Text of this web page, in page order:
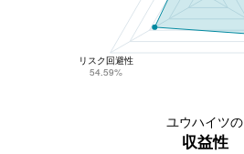
リスク回避性
54.59%
ユウハイツの
収益性